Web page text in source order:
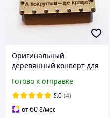
Оригинальный
деревянный конверт для
крути". Подарок для
друзей на день
рождения.
Готово к отправке
5.0 (4)
от60₴/мес